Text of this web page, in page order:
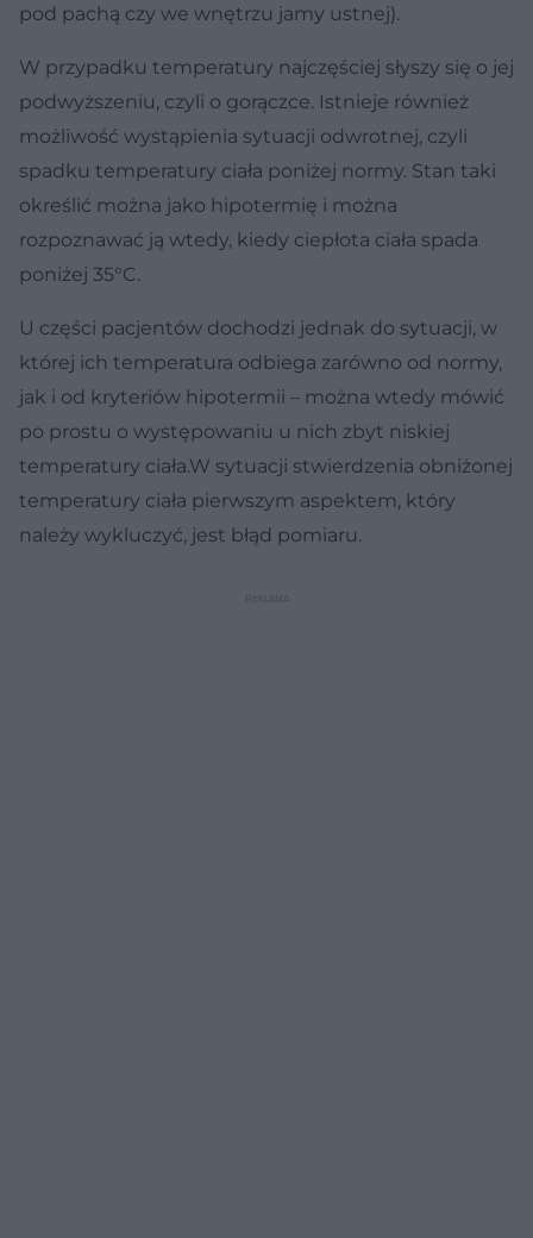
pod pachą czy we wnętrzu jamy ustnej).
W przypadku temperatury najczęściej słyszy się o jej
podwyższeniu, czyli o gorączce. Istnieje również
możliwość wystąpienia sytuacji odwrotnej, czyli
spadku temperatury ciała poniżej normy. Stan taki
określić można jako hipotermię i można
rozpoznawać ją wtedy, kiedy ciepłota ciała spada
poniżej 35°C.
U części pacjentów dochodzi jednak do sytuacji, w
której ich temperatura odbiega zarówno od normy,
jak i od kryteriów hipotermii – można wtedy mówić
po prostu o występowaniu u nich zbyt niskiej
temperatury ciała.W sytuacji stwierdzenia obniżonej
temperatury ciała pierwszym aspektem, który
należy wykluczyć, jest błąd pomiaru.